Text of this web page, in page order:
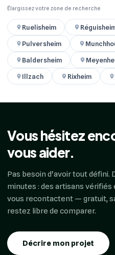
Élargissez votre zone de recherche
Ruelisheim
Pulversheim
Baldersheim
Illzach
Rixheim
Vous hésitez
vous aider.
Pas besoin d'avoir tout défini.
minutes : des artisans
vous recontactent — gratuit,
restez libre de comparer.
Décrire mon projet